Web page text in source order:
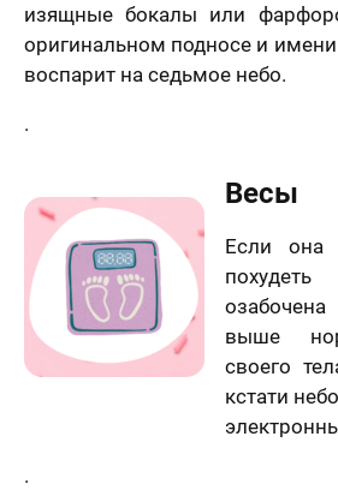
изящные бокалы или
оригинальном подносе и
воспарит на седьмое небо.
.
Весы
Если она
озабочена
выше
своего
кстати
.